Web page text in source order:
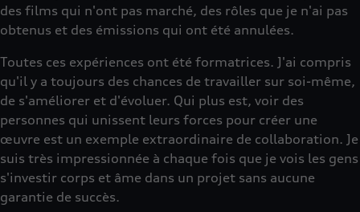
des films qui n'ont pas marché, des rôles que je n'ai pas
obtenus et des émissions qui ont été annulées.
Toutes ces expériences ont été formatrices. J'ai compris
qu'il y a toujours des chances de travailler sur soi-même,
de s'améliorer et d'évoluer. Qui plus est, voir des
personnes qui unissent leurs forces pour créer une
œuvre est un exemple extraordinaire de collaboration. Je
suis très impressionnée à chaque fois que je vois les gens
s'investir corps et âme dans un projet sans aucune
garantie de succès.